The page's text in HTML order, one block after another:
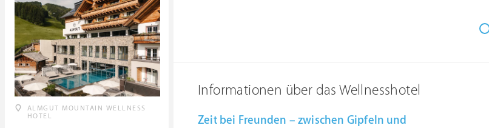
Informationen über das Wellnesshotel
Zeit bei Freunden – zwischen Gipfeln und
ALMGUT MOUNTAIN WELLNESS
HOTEL